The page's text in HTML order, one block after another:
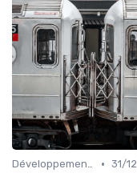
Développement personnel • 31/